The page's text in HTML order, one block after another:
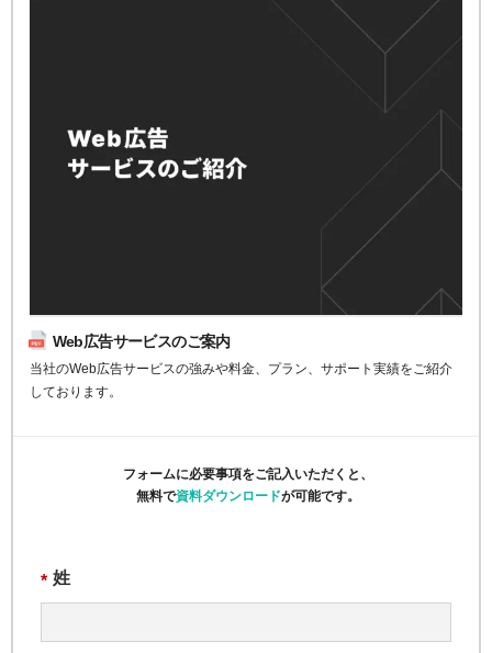
Web広告サービスのご案内
当社のWeb広告サービスの強みや料金、プラン、サポート実績をご紹介
しております。
フォームに必要事項をご記入いただくと、
無料で資料ダウンロードが可能です。
* 姓